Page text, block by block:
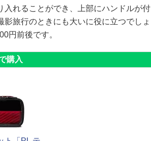
入れることができ、上部にハンドルが付
旅行のときにも大いに役に立つでしょ
円前後です。
購入